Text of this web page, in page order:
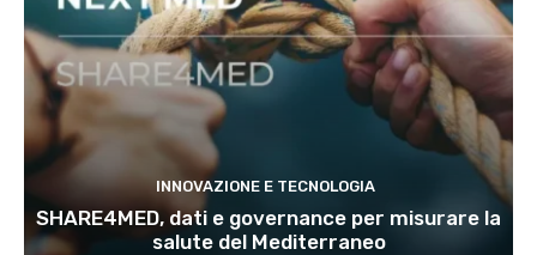
INNOVAZIONE E TECNOLOGIA
SHARE4MED, dati e governance per misurare la
salute del Mediterraneo